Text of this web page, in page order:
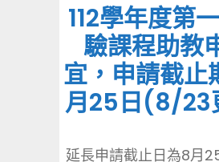
112學年度第
驗課程助教
宜，申請截止
月25日(8/23
延長申請截止日為8月